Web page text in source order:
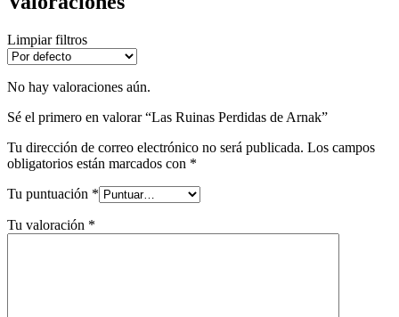
Limpiar filtros
No hay valoraciones aún.
Sé el primero en valorar “Las Ruinas Perdidas de Arnak”
Tu dirección de correo electrónico no será publicada. Los campos
obligatorios están marcados con *
Tu puntuación *
Tu valoración *